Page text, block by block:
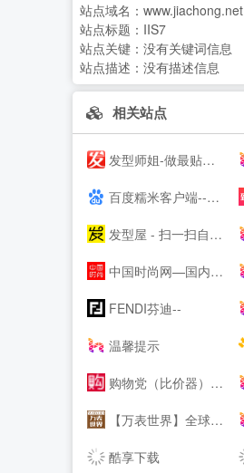
站点域名： www.jiachong.net
站点标题： IIS7
站点关键： 没有关键词信息
站点描述： 没有描述信息
相关站点
发型师姐-做最贴心的发型设计网
百度糯米客户端--百度糯米--客户端下载页
发型屋 - 扫一扫自己脸型配发型设计软件
中国时尚网—国内时尚潮流生活方式融媒体平台
FENDI芬迪--
温馨提示
购物党（比价器）_精选每日值得入手促销活动及优惠券_正品比价网_历史价格查询_比价软件_购物党
【万表世界】全球名表资讯互动平台！全球名表品牌文化、资讯、活动，手表知识、手表导购、手表鉴赏
酷享下载